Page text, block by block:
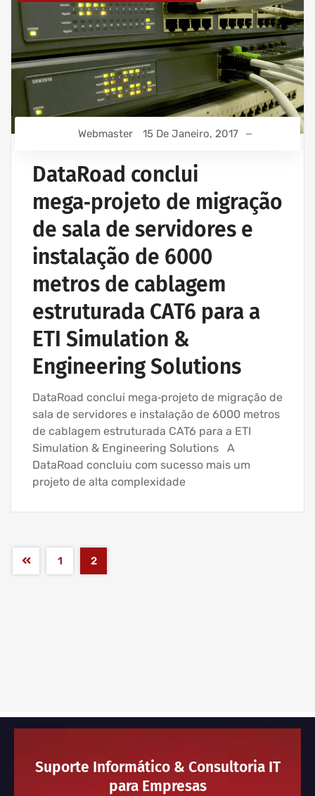
Webmaster 15 De Janeiro, 2017
DataRoad conclui
mega‑projeto de migração
de sala de servidores e
instalação de 6000
metros de cablagem
estruturada CAT6 para a
ETI Simulation &
Engineering Solutions
DataRoad conclui mega‑projeto de migração de
sala de servidores e instalação de 6000 metros
de cablagem estruturada CAT6 para a ETI
Simulation & Engineering Solutions A
DataRoad concluiu com sucesso mais um
projeto de alta complexidade
1 2
Suporte Informático & Consultoria IT
para Empresas